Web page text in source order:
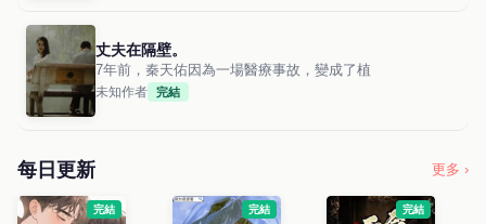
丈夫在隔壁。
7年前，秦天佑因為一場醫療事故，變成了植
未知作者 完結
每日更新 更多 ›
完結 完結 完結